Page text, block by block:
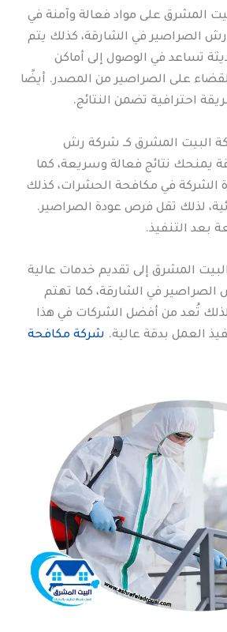
المشرق على مواد فعالة وآمنة في
الصراصير في الشارقة، كذلك يتم
تساعد في الوصول إلى أماكن
القضاء على الصراصير من المصدر. أيضًا
احترافية تضمن النتائج.
البيت المشرق كـ شركة رش
يمنحك نتائج فعالة وسريعة، كما
الشركة في مكافحة الحشرات، كذلك
لذلك تقل فرص عودة الصراصير.
بعد التنفيذ.
المشرق إلى تقديم خدمات عالية
في الشارقة، كما تهتم
تُعد من أفضل الشركات في هذا
العمل بدقة عالية. شركة مكافحة